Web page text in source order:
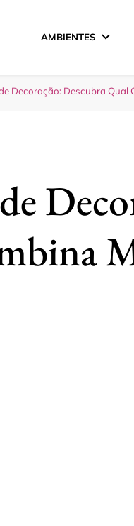
AMBIENTES
Decoração: Descubra Qual